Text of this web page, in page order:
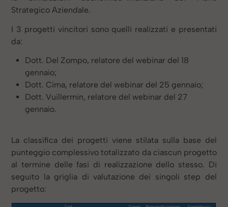
Strategico Aziendale.
I 3 progetti vincitori sono quelli realizzati e presentati
da:
Dott. Del Zompo, relatore del webinar del 18
gennaio;
Dott. Cima, relatore del webinar del 25 gennaio;
Dott. Vuillermin, relatore del webinar del 27
gennaio.
La classifica dei progetti viene stilata sulla base del
punteggio complessivo totalizzato da ciascun progetto
al termine delle fasi di realizzazione dello stesso. Di
seguito la griglia di valutazione dei singoli step del
progetto: